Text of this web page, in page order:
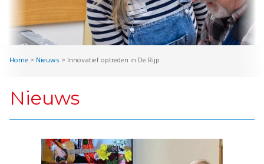
Home > Nieuws > Innovatief optreden in De Rijp
Nieuws